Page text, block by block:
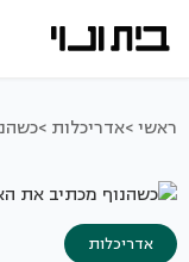
ראשי >אדריכלות >
אדריכלות